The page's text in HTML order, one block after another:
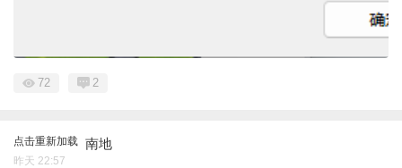
72 2
点击重新加载 南地
昨天 22:57